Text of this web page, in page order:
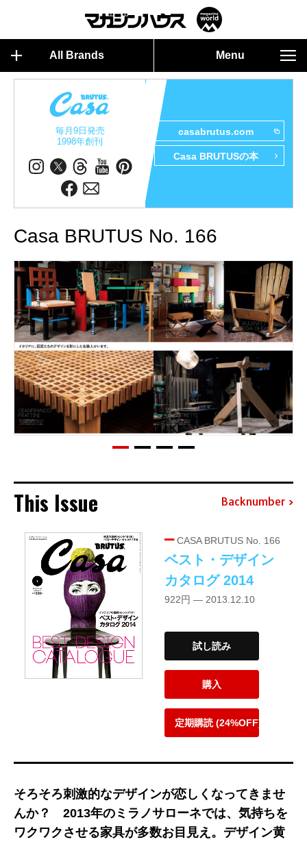
All Brands Menu
毎月9日発売
1998年創刊
casabrutus.com
Casa BRUTUSの本
Casa BRUTUS No. 166
This Issue Backnumber
CASA BRUTUS No. 166
ベスト・デザイン
カタログ 2014
922円 — 2013.12.10
試し読み
購入
定期購読 (24%OFF)
そろそろ刺激的なデザインが恋しくなってきませ
んか？ 2013年のミラノサローネでは、気持ちを
ワクワクさせる家具が多数お目見え。デザイン黄